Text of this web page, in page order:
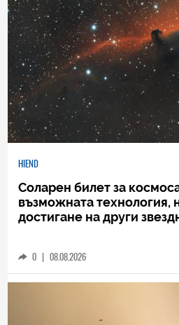
HIEND
Соларен билет за
възможната технология,
достигане на други
0 | 08.08.2026